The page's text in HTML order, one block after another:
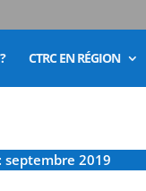
CTRC EN RÉGION
septembre 2019